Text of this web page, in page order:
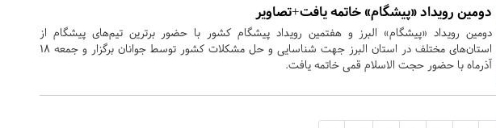
دومین رویداد «پیشگام» خاتمه یافت+تصاویر
دومین رویداد «پیشگام» البرز و هفتمین رویداد پیشگام کشور با حضور برترین تیم‌های پیشگام از
استان‌های مختلف در استان البرز جهت شناسایی و حل مشکلات کشور توسط جوانان برگزار و جمعه 18
آذرماه با حضور حجت الاسلام قمی خاتمه یافت.